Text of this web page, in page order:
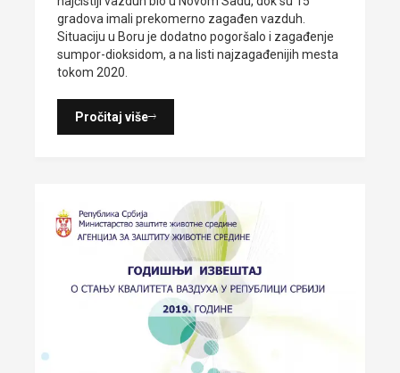
gradova imali prekomerno zagađen vazduh.
Situaciju u Boru je dodatno pogoršalo i zagađenje
sumpor-dioksidom, a na listi najzagađenijih mesta
tokom 2020.
Pročitaj više